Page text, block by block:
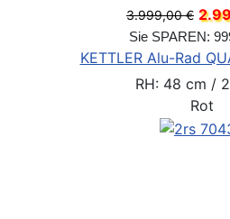
3.999,00 €
Sie SPAREN:
KETTLER Alu-Rad
RH: 48 cm /
Rot